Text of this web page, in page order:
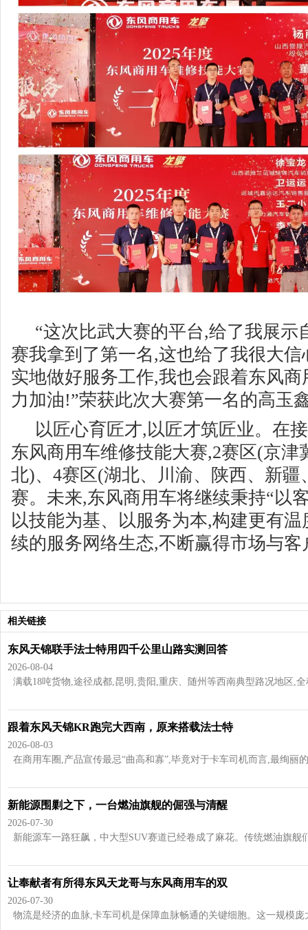
“这次比武大赛的平台,给了我展示
赛我拿到了第一名,这也给了我很大
实地做好服务工作,我也会跟着东风
力加油!”荣获此次大赛第一名的高玉
以匠心育匠才,以匠才筑匠业。在
东风商用车维修技能大赛,2赛区(京津
北)、4赛区(湖北、川渝、陕西、新
赛。未来,东风商用车将继续秉持“以
以技能为基、以服务为本,构建更有
续的服务网络生态,不断赢得市场与
相关链接
东风天锦联手法士特用四千公里山路实测回答
2026-08-04
满载18吨货物,途径成都,昆明,贵阳,重庆、随州等西南典型路况地区,
跟着东风天锦KR跑完大西南，原来搭载法士特
2026-08-03
在商用车圈,产品宣传最忌“曲高和寡”,毕竟对于卡车司机而言,最绚丽
新能源围剿之下，一台燃油旗舰的倔强与清醒
2026-07-30
新能源车一路狂飙，中大型SUV赛道已经卷成了麻花。传统燃油旗
让奉献者有所得东风天龙哥与东风商用车的双
2026-07-30
物流是经济的血脉,卡车司机是保障血脉畅通的关键细胞。这一规模